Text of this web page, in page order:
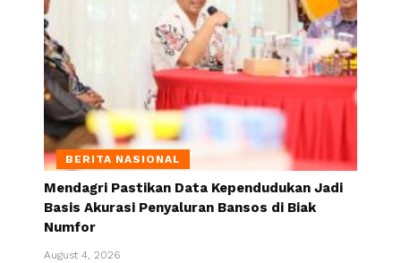
BERITA NASIONAL
Mendagri Pastikan Data Kependudukan Jadi
Basis Akurasi Penyaluran Bansos di Biak
Numfor
August 4, 2026